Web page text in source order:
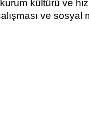
kültürü ve
ve sosyal